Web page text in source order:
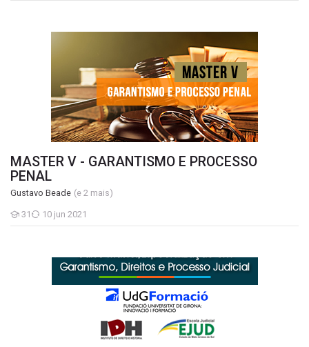
MASTER V - GARANTISMO E PROCESSO
PENAL
Gustavo Beade (e 2 mais)
31
Estudantes
10 jun 2021
Curso Master Garantismo e Processo Penal (Turma II)